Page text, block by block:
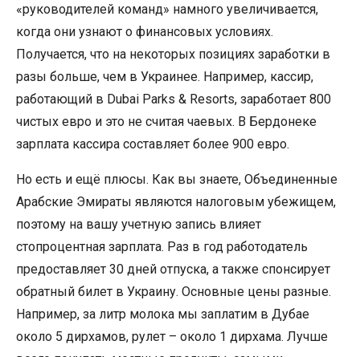
«руководителей команд» намного увеличивается,
когда они узнают о финансовых условиях.
Получается, что на некоторых позициях заработки в
разы больше, чем в Украинее. Например, кассир,
работающий в Dubai Parks & Resorts, заработает 800
чистых евро и это не считая чаевых. В Бердонеке
зарплата кассира составляет более 900 евро.
Но есть и ещё плюсы. Как вы знаете, Объединенные
Арабские Эмираты являются налоговым убежищем,
поэтому на вашу учетную запись влияет
стопроцентная зарплата. Раз в год работодатель
предоставляет 30 дней отпуска, а также спонсирует
обратный билет в Украину. Основные цены разные.
Например, за литр молока мы заплатим в Дубае
около 5 дирхамов, рулет – около 1 дирхама. Лучше